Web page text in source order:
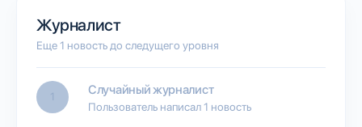
Журналист
Еще 1 новость до следущего уровня
1 Случайный журналист
Пользователь написал 1 новость